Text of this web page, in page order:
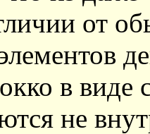
от
в виде
не